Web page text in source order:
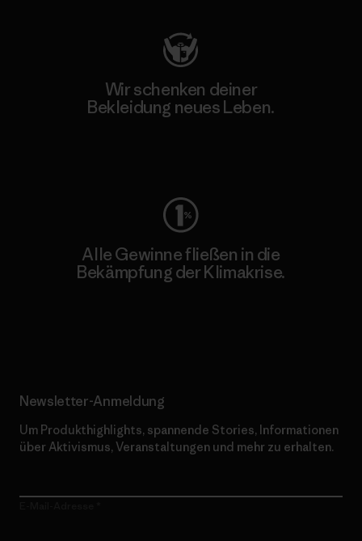
Wir schenken deiner
Bekleidung neues Leben.
Alle Gewinne fließen in die
Bekämpfung der Klimakrise.
Newsletter-Anmeldung
Um Produkthighlights, spannende Stories, Informationen
über Aktivismus, Veranstaltungen und mehr zu erhalten.